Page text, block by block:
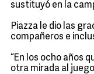
sustituyó en la
Piazza le dio las
compañeros e
“En los ocho años
otra mirada al juego